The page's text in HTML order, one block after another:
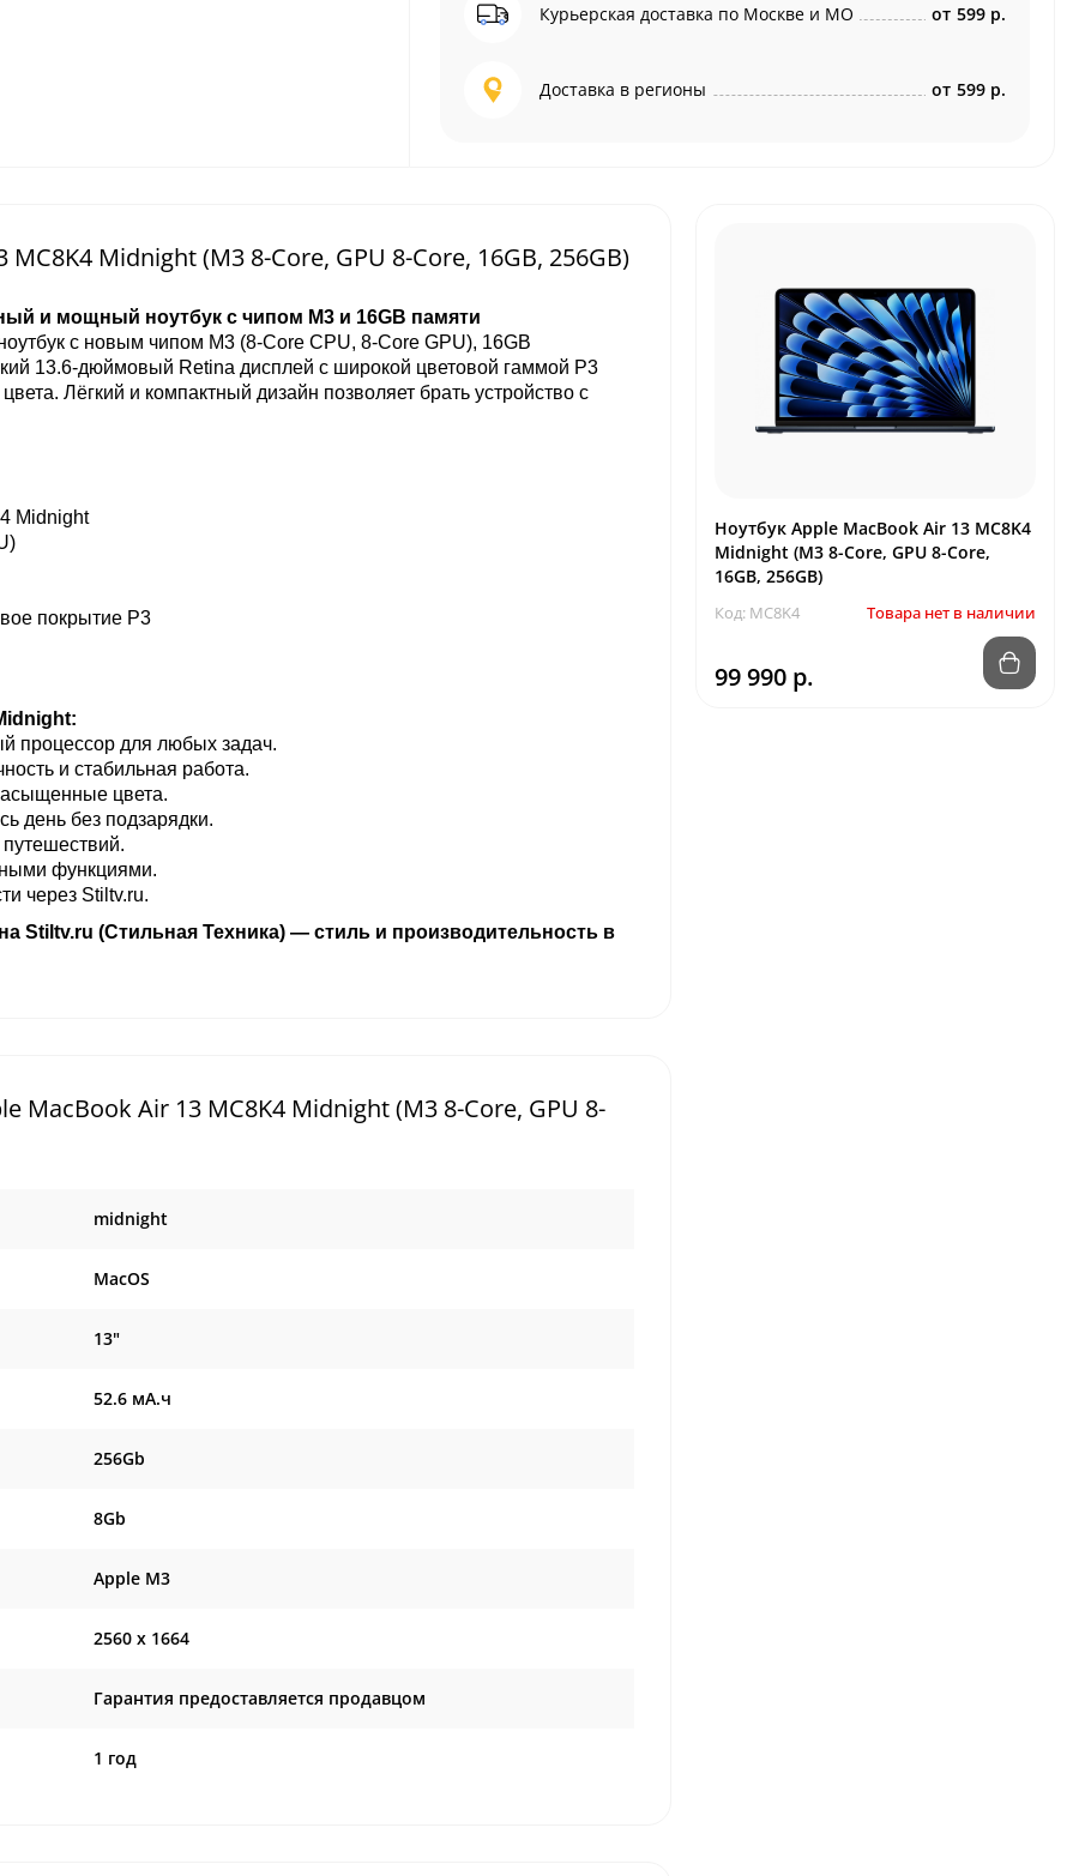
Курьерская доставка по Москве и МО от 599 р.
Доставка в регионы от 599 р.
Midnight (M3 8-Core, GPU 8-Core, 16GB, 256GB)
и мощный ноутбук с чипом M3 и 16GB памяти
с новым чипом M3 (8-Core CPU, 8-Core GPU), 16GB
13.6-дюймовый Retina дисплей с широкой цветовой гаммой P3
Лёгкий и компактный дизайн позволяет брать устройство с
Midnight
покрытие P3
процессор для любых задач.
и стабильная работа.
цвета.
день без подзарядки.
функциями.
через Stiltv.ru.
Stiltv.ru (Стильная Техника) — стиль и производительность в
MacBook Air 13 MC8K4 Midnight (M3 8-Core, GPU 8-
midnight
MacOS
13"
52.6 мА.ч
256Gb
8Gb
Apple M3
2560 x 1664
Гарантия предоставляется продавцом
1 год
Ноутбук Apple MacBook Air 13 MC8K4
Midnight (M3 8-Core, GPU 8-Core,
16GB, 256GB)
Код: MC8K4 Товара нет в наличии
99 990 р.